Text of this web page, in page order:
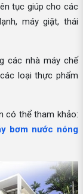
tục giúp cho các
máy giặt, thái
các nhà máy chế
loại thực phẩm
có thể tham khảo:
bơm nước nóng